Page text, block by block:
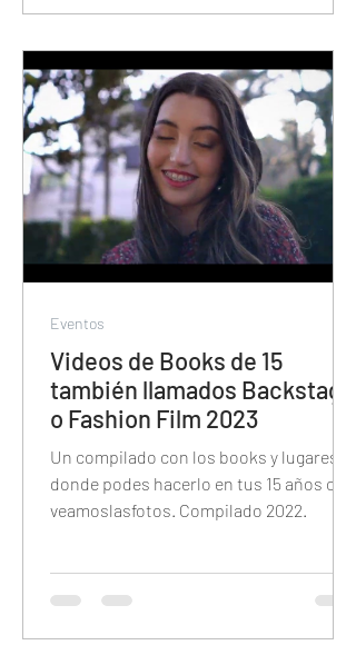
Videos de Books de 15
también llamados Backstage
o Fashion Film 2023
Un compilado con los books y lugares
donde podes hacerlo en tus 15 años con
veamoslasfotos. Compilado 2022.
Eventos